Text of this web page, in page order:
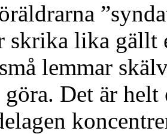
skrika lika gällt
lemmar
göra. Det är